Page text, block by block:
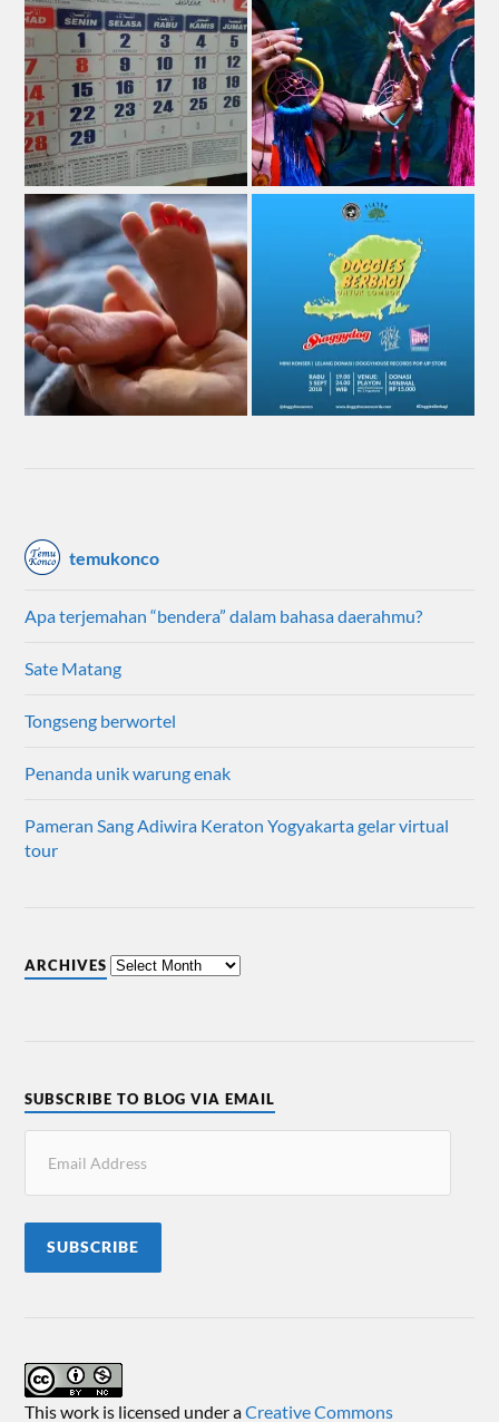
temukonco
Apa terjemahan “bendera” dalam bahasa daerahmu?
Sate Matang
Tongseng berwortel
Penanda unik warung enak
Pameran Sang Adiwira Keraton Yogyakarta gelar virtual
tour
ARCHIVES
SUBSCRIBE TO BLOG VIA EMAIL
SUBSCRIBE
This work is licensed under aCreative Commons